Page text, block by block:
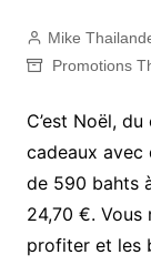
Mike
Promotions
C’est Noël,
cadeaux avec
de 590 bahts
24,70 €. Vous
profiter et les